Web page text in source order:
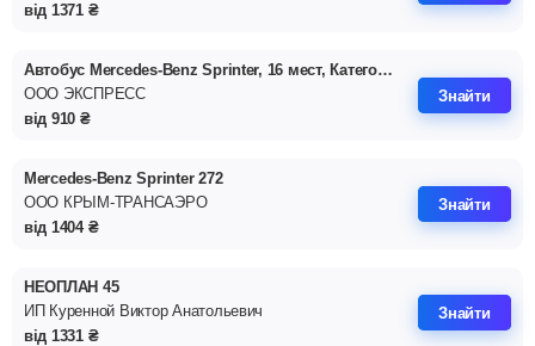
від 1371 ₴
Автобус Mercedes-Benz Sprinter, 16 мест, Категория ТС 'М2'
ООО ЭКСПРЕСС
від 910 ₴
Знайти
Mercedes-Benz Sprinter 272
ООО КРЫМ-ТРАНСАЭРО
від 1404 ₴
Знайти
НЕОПЛАН 45
ИП Куренной Виктор Анатольевич
від 1331 ₴
Знайти